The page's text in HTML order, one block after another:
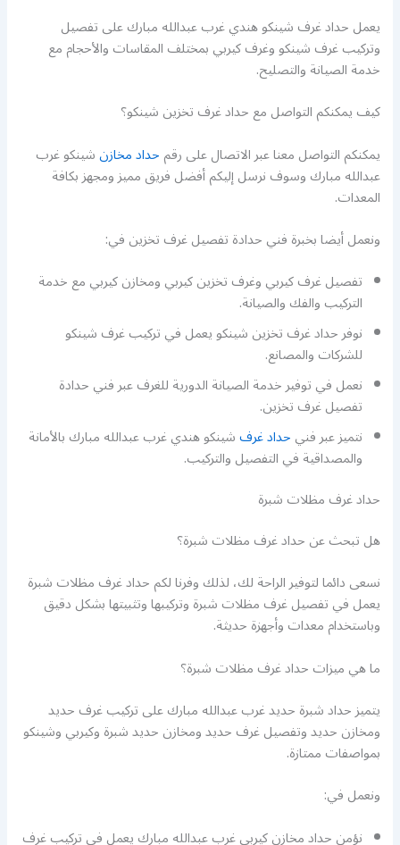
يعمل حداد غرف شينكو هندي غرب عبدالله مبارك على تفصيل
وتركيب غرف شينكو وغرف كيربي بمختلف المقاسات والأحجام مع
خدمة الصيانة والتصليح.
كيف يمكنكم التواصل مع حداد غرف تخزين شينكو؟
يمكنكم التواصل معنا عبر الاتصال على رقمحداد مخازنشينكو غرب
عبدالله مبارك وسوف نرسل إليكم أفضل فريق مميز ومجهز بكافة
المعدات.
ونعمل أيضا بخبرة فني حدادة تفصيل غرف تخزين في:
تفصيل غرف كيربي وغرف تخزين كيربي ومخازن كيربي مع خدمة
التركيب والفك والصيانة.
نوفر حداد غرف تخزين شينكو يعمل في تركيب غرف شينكو
للشركات والمصانع.
نعمل في توفير خدمة الصيانة الدورية للغرف عبر فني حدادة
تفصيل غرف تخزين.
نتميز عبر فنيحداد غرفشينكو هندي غرب عبدالله مبارك بالأمانة
والمصداقية في التفصيل والتركيب.
حداد غرف مظلات شبرة
هل تبحث عن حداد غرف مظلات شبرة؟
نسعى دائما لتوفير الراحة لك، لذلك وفرنا لكم حداد غرف مظلات شبرة
يعمل في تفصيل غرف مظلات شبرة وتركيبها وتثبيتها بشكل دقيق
وباستخدام معدات وأجهزة حديثة.
ما هي ميزات حداد غرف مظلات شبرة؟
يتميز حداد شبرة حديد غرب عبدالله مبارك على تركيب غرف حديد
ومخازن حديد وتفصيل غرف حديد ومخازن حديد شبرة وكيربي وشينكو
بمواصفات ممتازة.
ونعمل في:
نؤمن حداد مخازن كيربي غرب عبدالله مبارك يعمل في تركيب غرف